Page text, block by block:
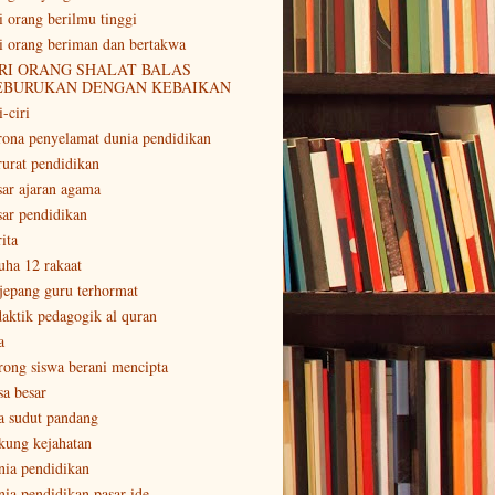
orang berilmu tinggi
orang beriman dan bertakwa
ORANG SHALAT BALAS
DENGAN KEBAIKAN
ciri
penyelamat dunia pendidikan
pendidikan
ajaran agama
pendidikan
12 rakaat
guru terhormat
pedagogik al quran
siswa berani mencipta
besar
sudut pandang
kejahatan
pendidikan